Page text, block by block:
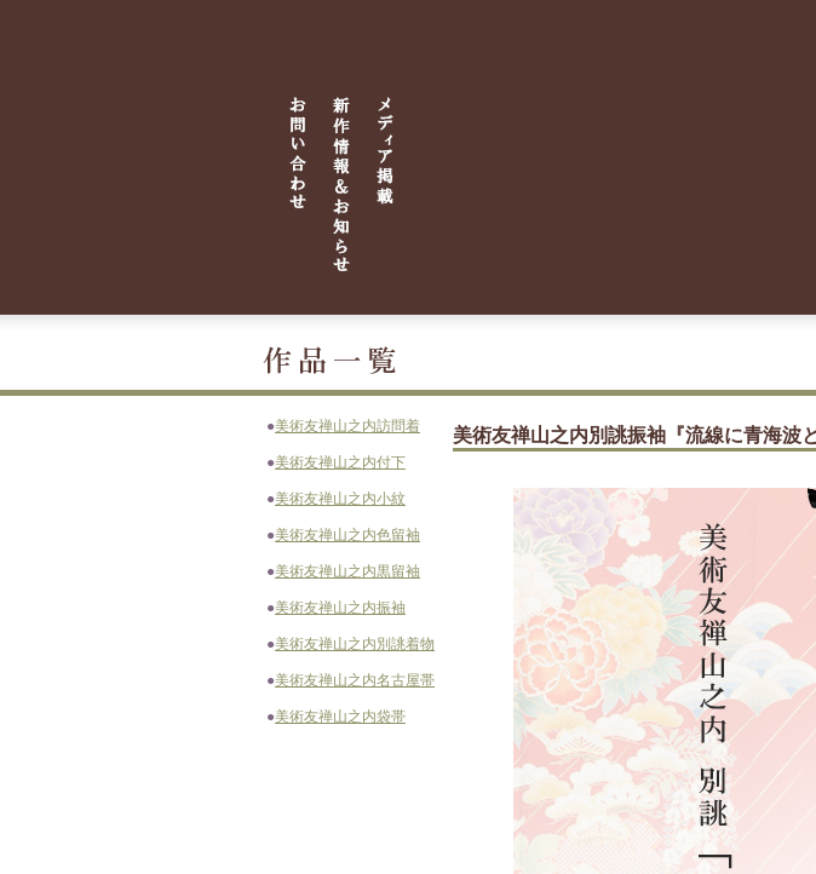
●美術友禅山之内訪問着
●美術友禅山之内付下
●美術友禅山之内小紋
●美術友禅山之内色留袖
●美術友禅山之内黒留袖
●美術友禅山之内振袖
●美術友禅山之内別誂着物
●美術友禅山之内名古屋帯
●美術友禅山之内袋帯
美術友禅山之内別誂振袖『流線に青海波